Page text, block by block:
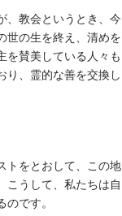
、教会というとき、今
世の生を終え、清めを
を賛美している人々も
り、霊的な善を交換し
トをとおして、この地
こうして、私たちは自
です。